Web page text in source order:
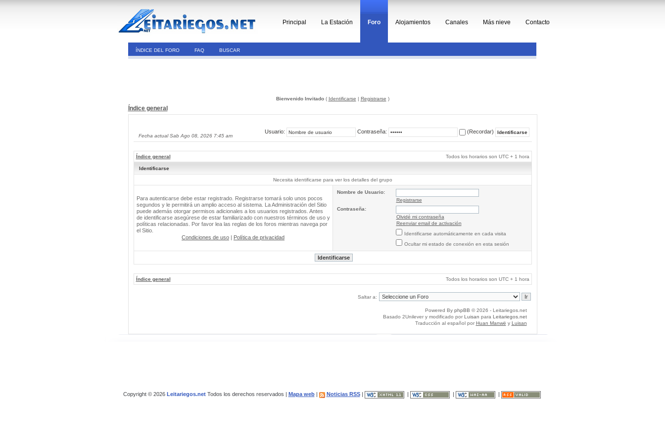
Principal La Estación Foro Alojamientos Canales Más nieve Contacto
ÍNDICE DEL FORO FAQ BUSCAR
Bienvenido Invitado( Identificarse | Registrarse )
Índice general
Fecha actual Sab Ago 08, 2026 7:45 am
Usuario: Contraseña: (Recordar)
Índice general Todos los horarios son UTC + 1 hora
Identificarse
Necesita identificarse para ver los detalles del grupo
Para autenticarse debe estar registrado. Registrarse tomará solo unos pocos
segundos y le permitirá un amplio acceso al sistema. La Administración del Sitio
puede además otorgar permisos adicionales a los usuarios registrados. Antes
de identificarse asegúrese de estar familiarizado con nuestros términos de uso y
políticas relacionadas. Por favor lea las reglas de los foros mientras navega por
el Sitio.
Condiciones de uso | Política de privacidad
Nombre de Usuario:
Registrarse
Contraseña:
Olvidé mi contraseña
Reenviar email de activación
Identificarse automáticamente en cada visita
Ocultar mi estado de conexión en esta sesión
Índice general Todos los horarios son UTC + 1 hora
Saltar a:
Powered By phpBB © 2026 - Leitariegos.net
Basado 2Unilever y modificado por Luisan para Leitariegos.net
Traducción al español por Huan Manwë y Luisan
Copyright © 2026 Leitariegos.netTodos los derechos reservados | Mapa web| Noticias RSS|